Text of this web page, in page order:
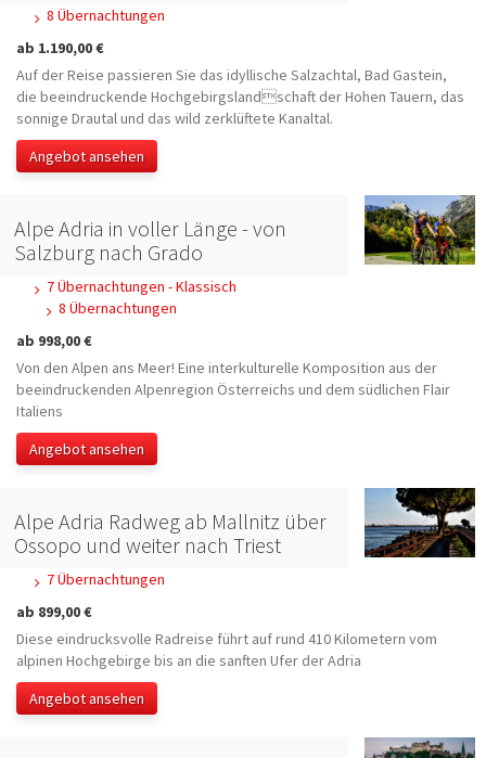
8 Übernachtungen
ab 1.190,00 €
Auf der Reise passieren Sie das idyllische Salzachtal, Bad Gastein,
die beeindruckende Hochgebirgslandschaft der Hohen Tauern, das
sonnige Drautal und das wild zerklüftete Kanaltal.
Angebot ansehen
Alpe Adria in voller Länge - von
Salzburg nach Grado
7 Übernachtungen - Klassisch
8 Übernachtungen
ab 998,00 €
Von den Alpen ans Meer! Eine interkulturelle Komposition aus der
beeindruckenden Alpenregion Österreichs und dem südlichen Flair
Italiens
Angebot ansehen
Alpe Adria Radweg ab Mallnitz über
Ossopo und weiter nach Triest
7 Übernachtungen
ab 899,00 €
Diese eindrucksvolle Radreise führt auf rund 410 Kilometern vom
alpinen Hochgebirge bis an die sanften Ufer der Adria
Angebot ansehen